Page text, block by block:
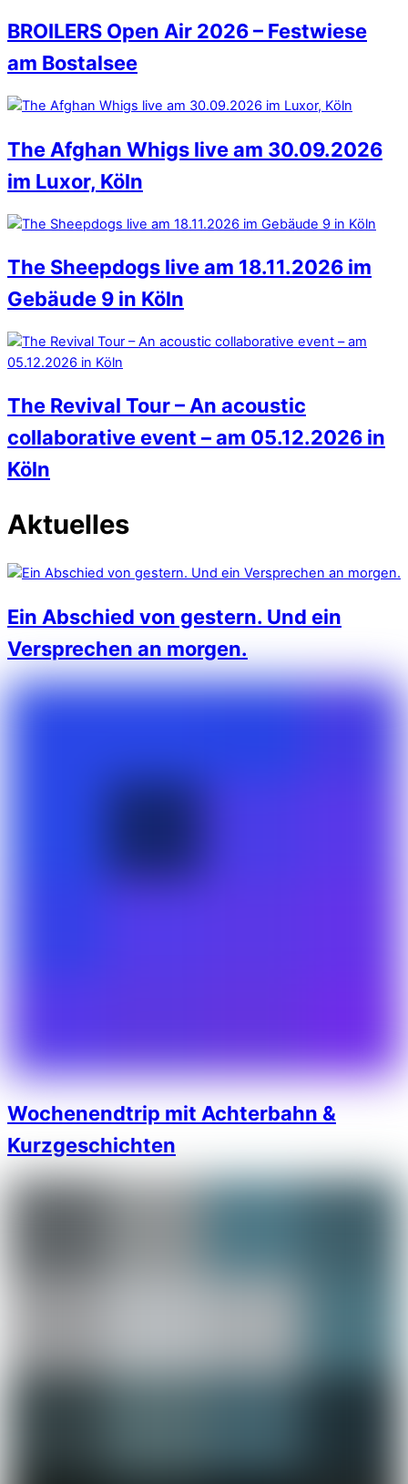
BROILERS Open Air 2026 – Festwiese
am Bostalsee
The Afghan Whigs live am 30.09.2026
im Luxor, Köln
The Sheepdogs live am 18.11.2026 im
Gebäude 9 in Köln
The Revival Tour – An acoustic
collaborative event – am 05.12.2026 in
Köln
Aktuelles
Ein Abschied von gestern. Und ein
Versprechen an morgen.
Wochenendtrip mit Achterbahn &
Kurzgeschichten